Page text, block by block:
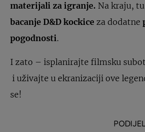
materijali za igranje. Na kraju,
bacanje D&D kockice za dodatne
pogodnosti.
I zato – isplanirajte filmsku
i uživajte u ekranizaciji ove
se!